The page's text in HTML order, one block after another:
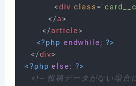
<div class =
</a>
</article>
<?php endwhile; ?>
</div>
<?php else: ?>
<!-- 投稿データがない場合